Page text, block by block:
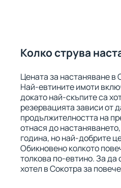
Колко струва
Цената за настаняване в
Най-евтините имоти
докато най-скъпите са
резервацията зависи от
продължителността на
отнася до
година, но най-добрите
Обикновено колкото
толкова по-евтино. За
хотел в Сокотра за